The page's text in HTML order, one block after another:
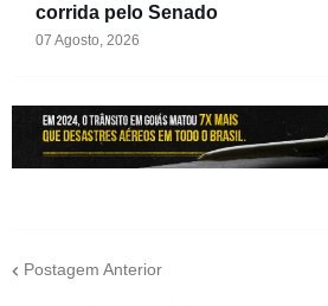
corrida pelo Senado
07 Agosto, 2026
Postagem Anterior